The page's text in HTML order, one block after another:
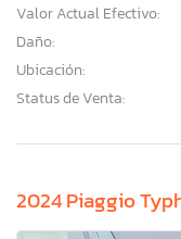
Valor Actual Efectivo:
Daño:
Ubicación:
Status de Venta:
2024 Piaggio